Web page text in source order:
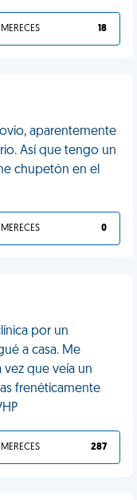
MERECES 18
aparentemente
Así que tengo un
chupetón en el
MERECES 0
por un
a casa. Me
que veía un
frenéticamente
MERECES 287